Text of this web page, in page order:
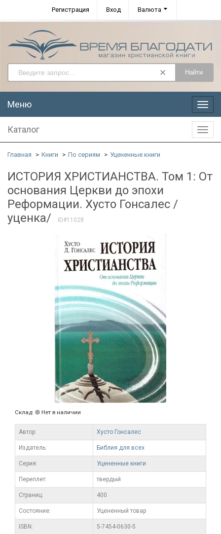
Регистрация Вход Валюта
Найти
Меню
Меню
Каталог
Главная Книги По сериям Уцененные книги
ИСТОРИЯ ХРИСТИАНСТВА. Том 1: От
основания Церкви до эпохи
Реформации. Хусто Гонсалес /
уценка/
ID#11028
Склад: Нет в наличии
Автор: Хусто Гонсалес
Издатель: Библия для всех
Серия: Уцененные книги
Переплет: твердый
Cтраниц: 400
Состояние: Уцененный товар
ISBN: 5-7454-0630-5